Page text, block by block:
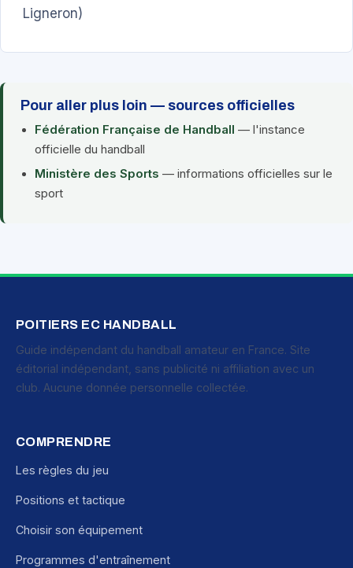
Ligneron)
Pour aller plus loin — sources officielles
Fédération Française de Handball — l'instance
officielle du handball
Ministère des Sports — informations officielles sur le
sport
POITIERS EC HANDBALL
Guide indépendant du handball amateur en France. Site
éditorial indépendant, sans publicité ni affiliation avec un
club. Aucune donnée personnelle collectée.
COMPRENDRE
Les règles du jeu
Positions et tactique
Choisir son équipement
Programmes d'entraînement